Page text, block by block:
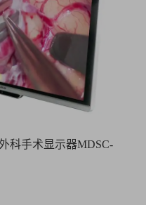
科手术显示器MDSC-